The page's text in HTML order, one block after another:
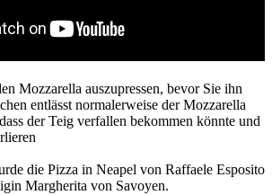
Mozzarella auszupressen, bevor Sie ihn
entlässt normalerweise der Mozzarella
der Teig verfallen bekommen könnte und
die Pizza in Neapel von Raffaele Esposito
Margherita von Savoyen.